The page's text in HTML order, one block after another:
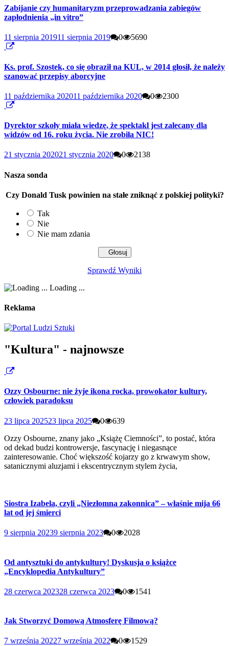
Zabijanie czy humanitaryzm przeprowadzania zabiegów
zapłodnienia „in vitro”
11 sierpnia 201911 sierpnia 2019 0 5690
Ks. prof. Szostek, co się obraził na KUL, w 2014 głosił, że należy
szanować przepisy aborcyjne
11 października 202011 października 2020 0 2300
Dyrektor szkoły miała wiedzę, że spektakl jest zalecany dla
widzów od 16. roku życia. Nie zrobiła NIC!
21 stycznia 202021 stycznia 2020 0 2138
Nasza sonda
Czy Donald Tusk powinien na stałe zniknąć z polskiej polityki?
Tak
Nie
Nie mam zdania
Sprawdź Wyniki
Loading ...
Reklama
"Kultura" - najnowsze
Ozzy Osbourne: nie żyje ikona rocka, prowokator kultury,
człowiek paradoksu
23 lipca 202523 lipca 2025 0
639
Ozzy Osbourne, znany jako „Książę Ciemności”, to postać, która
od dekad budzi kontrowersje, fascynację i niegasnące
zainteresowanie. Choć większość kojarzy go z krwawym show,
satanicznymi aluzjami i ekscentrycznym stylem życia,
Siostra Izabela, czyli „Niezłomna zakonnica” – właśnie mija 66
lat od jej śmierci
9 sierpnia 20239 sierpnia 2023 0 2028
Od antysztuki do antykultury! Dyskusja o książce
„Encyklopedia Antykultury”
28 czerwca 202328 czerwca 2023 0 1541
Jak Stworzyć Domową Atmosferę Filmową?
7 września 20227 września 2022 0 1529